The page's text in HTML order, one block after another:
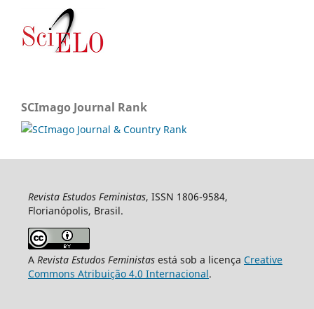
SCImago Journal Rank
Revista Estudos Feministas, ISSN 1806-9584,
Florianópolis, Brasil.
A Revista Estudos Feministasestá sob a licença Creative
Commons Atribuição 4.0 Internacional.